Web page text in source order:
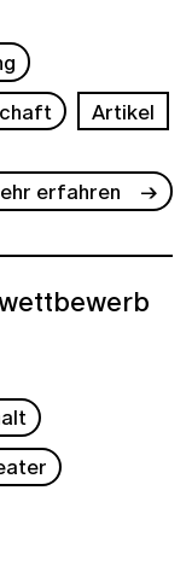
Artikel
erfahren